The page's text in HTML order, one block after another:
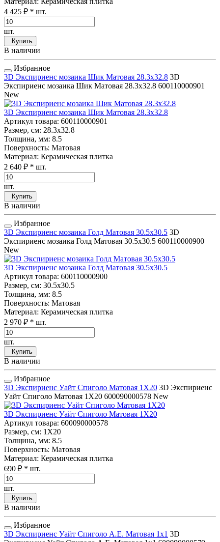
4 425 ₽ * шт.
шт.
Купить
В наличии
Избранное
3D Экспириенс мозаика Шик Матовая 28.3x32.8 3D
Экспириенс мозаика Шик Матовая 28.3x32.8 600110000901
New
3D Экспириенс мозаика Шик Матовая 28.3x32.8
Артикул товара: 600110000901
Размер, см: 28.3x32.8
Толщина, мм: 8.5
Поверхность: Матовая
Материал: Керамическая плитка
2 640 ₽ * шт.
шт.
Купить
В наличии
Избранное
3D Экспириенс мозаика Голд Матовая 30.5x30.5 3D
Экспириенс мозаика Голд Матовая 30.5x30.5 600110000900
New
3D Экспириенс мозаика Голд Матовая 30.5x30.5
Артикул товара: 600110000900
Размер, см: 30.5x30.5
Толщина, мм: 8.5
Поверхность: Матовая
Материал: Керамическая плитка
2 970 ₽ * шт.
шт.
Купить
В наличии
Избранное
3D Экспириенс Уайт Спиголо Матовая 1Х20 3D Экспириенс
Уайт Спиголо Матовая 1Х20 600090000578 New
3D Экспириенс Уайт Спиголо Матовая 1Х20
Артикул товара: 600090000578
Размер, см: 1Х20
Толщина, мм: 8.5
Поверхность: Матовая
Материал: Керамическая плитка
690 ₽ * шт.
шт.
Купить
В наличии
Избранное
3D Экспириенс Уайт Спиголо А.Е. Матовая 1x1 3D